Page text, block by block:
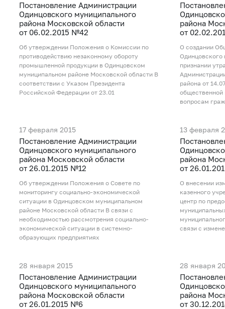
Постановление Администрации
Одинцовского муниципального
района Московской области
от 06.02.2015 №42
Об утверждении Положения о Комиссии по
противодействию незаконному обороту
промышленной продукции в Одинцовском
муниципальном районе Московской области В
соответствии с Указом Президента
Российской Федерации от 23.01
района
от
О создании
Одинцовского
признании
района от
вопросам
17 февраля 2015
Постановление Администрации
Одинцовского муниципального
района Московской области
от 26.01.2015 №12
Об утверждении Положения о Совете по
мониторингу социально-экономической
ситуации в Одинцовском муниципальном
районе Московской области В связи с
необходимостью рассмотрения социально-
экономической ситуации в системно-
образующих предприятиях
13 февраля
района
от
О внесении
казенного
центр по
связи с
28 января 2015
Постановление Администрации
Одинцовского муниципального
района Московской области
от 26.01.2015 №6
28 января
района
от